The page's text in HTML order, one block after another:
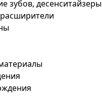
зубов, десенситайзеры